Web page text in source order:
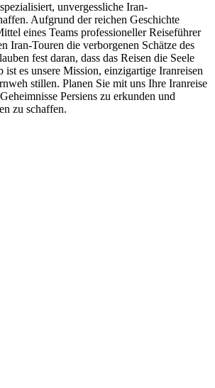
unvergessliche Iran-
Aufgrund der reichen Geschichte
eines Teams professioneller Reiseführer
Iran-Touren die verborgenen Schätze des
fest daran, dass das Reisen die Seele
ist es unsere Mission, einzigartige Iranreisen
stillen. Planen Sie mit uns Ihre Iranreise
Persiens zu erkunden und
zu schaffen.